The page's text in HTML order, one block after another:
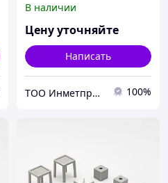
кубик..., S= 1,6-120 мм
В наличии
Цену уточняйте
Написать
ТОО Инметпром 100%